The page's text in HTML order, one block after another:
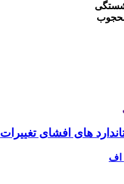
محجوب
های افشای تغییرات
اف